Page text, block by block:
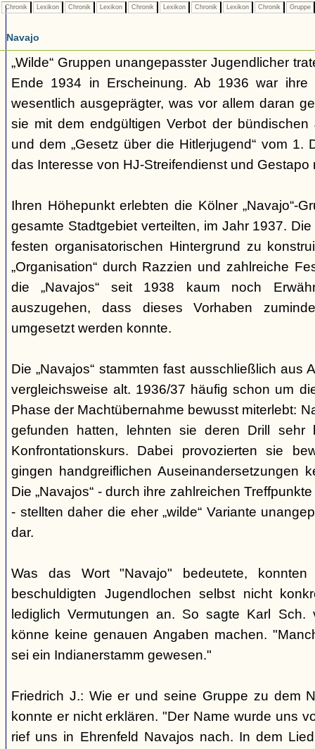
Chronik Lexikon Chronik Lexikon Chronik Lexikon Chronik Lexikon Chronik Gruppe
Navajo
„Wilde“ Gruppen unangepasster Jugendlicher
Ende 1934 in Erscheinung. Ab 1936 war ihre
wesentlich ausgeprägter, was vor allem daran
sie mit dem endgültigen Verbot der
und dem „Gesetz über die Hitlerjugend“ vom 1.
das Interesse von HJ-Streifendienst und Gestapo
Ihren Höhepunkt erlebten die Kölner „Navajo“-
gesamte Stadtgebiet verteilten, im Jahr 1937.
festen organisatorischen Hintergrund zu
„Organisation“ durch Razzien und zahlreiche
die „Navajos“ seit 1938 kaum noch
auszugehen, dass dieses Vorhaben
umgesetzt werden konnte.
Die „Navajos“ stammten fast ausschließlich aus
vergleichsweise alt. 1936/37 häufig schon um
Phase der Machtübernahme bewusst miterlebt:
gefunden hatten, lehnten sie deren Drill
Konfrontationskurs. Dabei provozierten sie
gingen handgreiflichen Auseinandersetzungen
Die „Navajos“ - durch ihre zahlreichen
- stellten daher die eher „wilde“ Variante
dar.
Was das Wort "Navajo" bedeutete, konnten
beschuldigten Jugendlochen selbst nicht
lediglich Vermutungen an. So sagte Karl
könne keine genauen Angaben machen.
sei ein Indianerstamm gewesen."
Friedrich J.: Wie er und seine Gruppe zu dem
konnte er nicht erklären. "Der Name wurde uns
rief uns in Ehrenfeld Navajos nach. In dem